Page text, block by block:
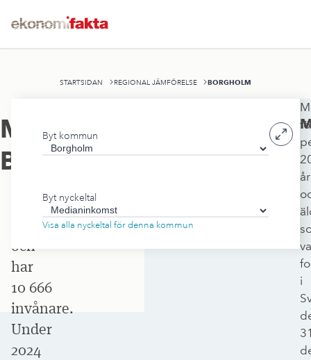
STARTSIDAN REGIONAL JÄMFÖRELSE BORGHOLM
Medianinkomst
Borgholm
kommun
ligger
Kalmar
och
har
10 666
invånare.
Under
2024
Byt kommun
Byt nyckeltal
Visa alla nyckeltal för denna kommun
år
i